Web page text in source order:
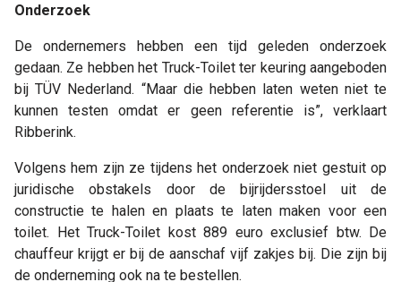
Onderzoek
De ondernemers hebben een tijd geleden onderzoek
gedaan. Ze hebben het Truck-Toilet ter keuring aangeboden
bij TÜV Nederland. “Maar die hebben laten weten niet te
kunnen testen omdat er geen referentie is”, verklaart
Ribberink.
Volgens hem zijn ze tijdens het onderzoek niet gestuit op
juridische obstakels door de bijrijdersstoel uit de
constructie te halen en plaats te laten maken voor een
toilet. Het Truck-Toilet kost 889 euro exclusief btw. De
chauffeur krijgt er bij de aanschaf vijf zakjes bij. Die zijn bij
de onderneming ook na te bestellen.